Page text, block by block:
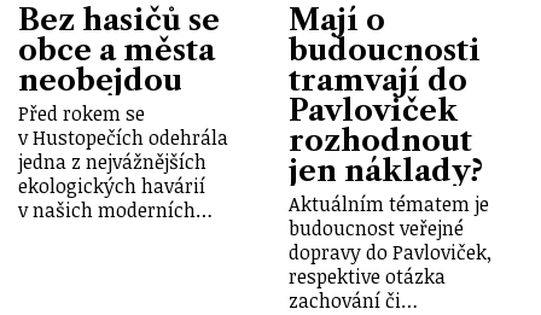
Bez hasičů se
obce a města
neobejdou
Před rokem se
v Hustopečích odehrála
jedna z nejvážnějších
ekologických havárií
v našich moderních…
Mají o
budoucnosti
tramvají do
Pavloviček
rozhodnout
jen náklady?
Aktuálním tématem je
budoucnost veřejné
dopravy do Pavloviček,
respektive otázka
zachování či…